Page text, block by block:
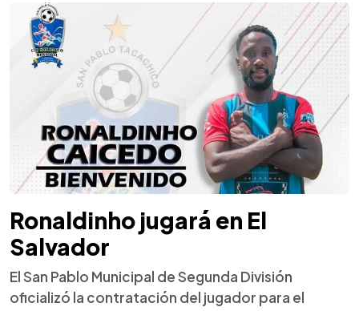
Ronaldinho jugará en El
Salvador
El San Pablo Municipal de Segunda División
oficializó la contratación del jugador para el